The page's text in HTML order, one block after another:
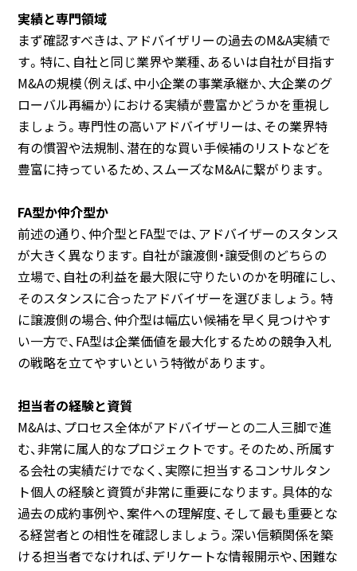
実績と専門領域
まず確認すべきは、アドバイザリーの過去のM&A実績で
す。特に、自社と同じ業界や業種、あるいは自社が目指す
M&Aの規模（例えば、中小企業の事業承継か、大企業のグ
ローバル再編か）における実績が豊富かどうかを重視し
ましょう。専門性の高いアドバイザリーは、その業界特
有の慣習や法規制、潜在的な買い手候補のリストなどを
豊富に持っているため、スムーズなM&Aに繋がります。
FA型か仲介型か
前述の通り、仲介型とFA型では、アドバイザーのスタンス
が大きく異なります。自社が譲渡側・譲受側のどちらの
立場で、自社の利益を最大限に守りたいのかを明確にし、
そのスタンスに合ったアドバイザーを選びましょう。特
に譲渡側の場合、仲介型は幅広い候補を早く見つけやす
い一方で、FA型は企業価値を最大化するための競争入札
の戦略を立てやすいという特徴があります。
担当者の経験と資質
M&Aは、プロセス全体がアドバイザーとの二人三脚で進
む、非常に属人的なプロジェクトです。そのため、所属す
る会社の実績だけでなく、実際に担当するコンサルタン
ト個人の経験と資質が非常に重要になります。具体的な
過去の成約事例や、案件への理解度、そして最も重要とな
る経営者との相性を確認しましょう。深い信頼関係を築
ける担当者でなければ、デリケートな情報開示や、困難な